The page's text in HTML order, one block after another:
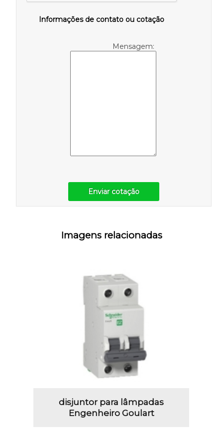
Informações de contato ou cotação
Mensagem:
Enviar cotação
Imagens relacionadas
disjuntor para lâmpadas
Engenheiro Goulart